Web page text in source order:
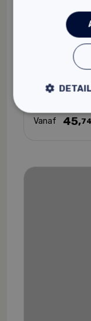
Tierrafino
Damp-open
Vocht- en
Antistatisch
Vanaf 45,74